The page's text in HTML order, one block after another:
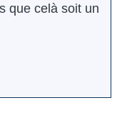
que celà soit un